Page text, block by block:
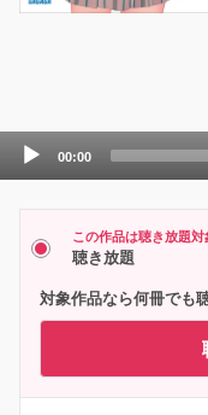
Audio
00:00
この作品は聴き放題対
聴き放題
対象作品なら何冊でも